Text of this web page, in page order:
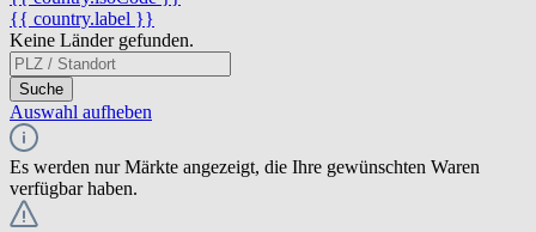
{{ country.label }}
Keine Länder gefunden.
Suche
Auswahl aufheben
Es werden nur Märkte angezeigt, die Ihre gewünschten Waren
verfügbar haben.